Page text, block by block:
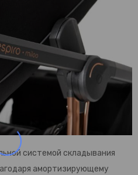
системой складывания
амортизирующему